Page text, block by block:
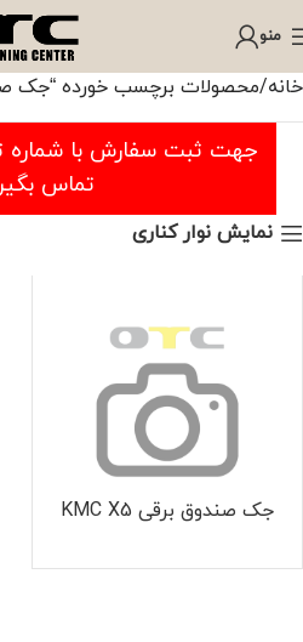
منو
خانه محصولات برچسب خورده “جک
تماس
نمایش نوار کناری
جک صندوق برقی KMC X5